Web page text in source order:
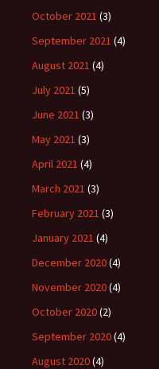
October 2021 (3)
September 2021 (4)
August 2021 (4)
July 2021 (5)
June 2021 (3)
May 2021 (3)
April 2021 (4)
March 2021 (3)
February 2021 (3)
January 2021 (4)
December 2020(4)
November 2020(4)
October 2020(2)
September 2020(4)
August 2020(4)